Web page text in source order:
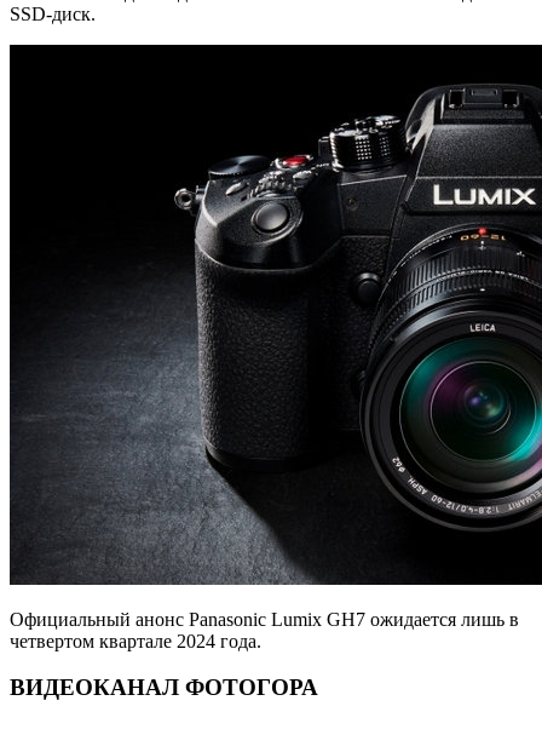
SSD-диск.
Официальный анонс Panasonic Lumix GH7 ожидается лишь в
четвертом квартале 2024 года.
ВИДЕОКАНАЛ ФОТОГОРА